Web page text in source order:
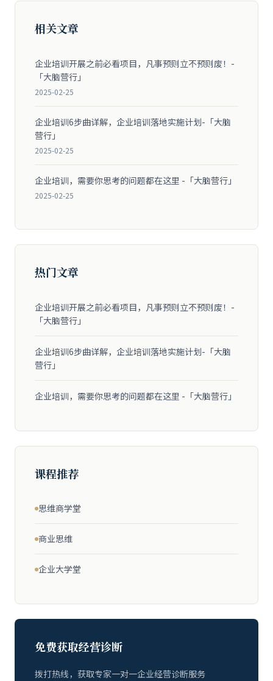
相关文章
企业培训开展之前必看项目，凡事预则立不预则废！-
「大脑营行」
2025-02-25
企业培训6步曲详解，企业培训落地实施计划-「大脑
营行」
2025-02-25
企业培训，需要你思考的问题都在这里 -「大脑营行」
2025-02-25
热门文章
企业培训开展之前必看项目，凡事预则立不预则废！-
「大脑营行」
企业培训6步曲详解，企业培训落地实施计划-「大脑
营行」
企业培训，需要你思考的问题都在这里 -「大脑营行」
课程推荐
思维商学堂
商业思维
企业大学堂
免费获取经营诊断
拨打热线，获取专家一对一企业经营诊断服务